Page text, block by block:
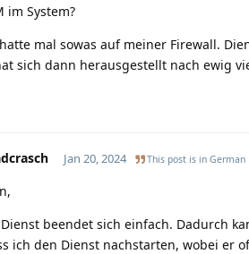
im System?
mal sowas auf meiner Firewall.
sich dann herausgestellt nach ewig
Jan 20, 2024 This post is in German
beendet sich einfach. Dadurch
ich den Dienst nachstarten, wobei er